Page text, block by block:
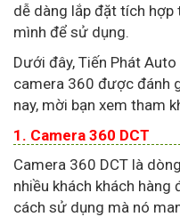
dễ dàng lắp đặt tích hợp
mình để sử dụng.
Dưới đây, Tiến Phát
camera 360 được đánh
nay, mời bạn xem tham
1. Camera 360 DCT
Camera 360 DCT là
nhiều khách khách hàng
cách sử dụng mà nó